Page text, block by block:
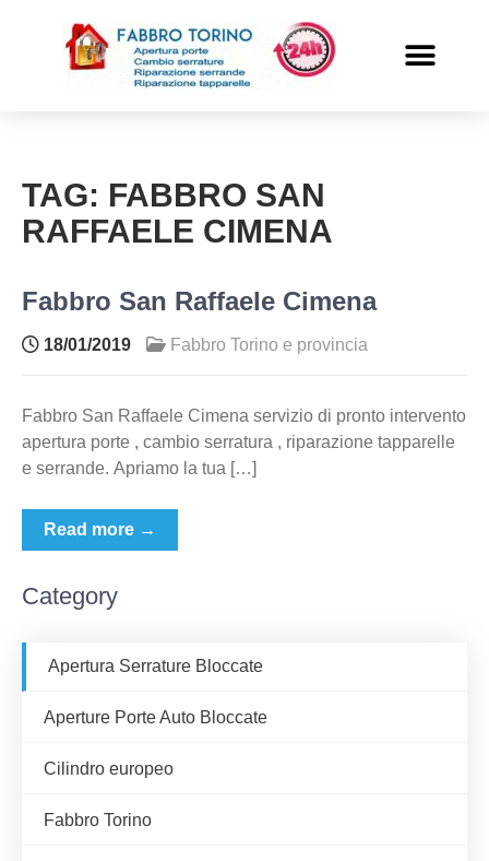
TAG: FABBRO SAN
RAFFAELE CIMENA
Fabbro San Raffaele Cimena
18/01/2019 Fabbro Torino e provincia
Fabbro San Raffaele Cimena servizio di pronto intervento
apertura porte , cambio serratura , riparazione tapparelle
e serrande. Apriamo la tua […]
Read more →
Category
Apertura Serrature Bloccate
Aperture Porte Auto Bloccate
Cilindro europeo
Fabbro Torino